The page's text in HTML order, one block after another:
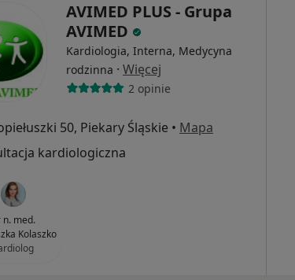
AVIMED PLUS - Grupa
AVIMED
Kardiologia, Interna, Medycyna
rodzinna · Więcej
2 opinie
50, Piekary Śląskie • Mapa
kardiologiczna
n. med.
Kolaszko